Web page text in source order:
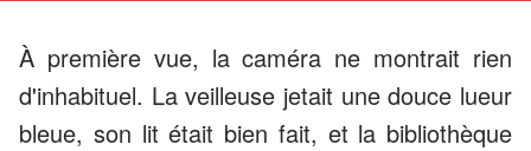
À première vue, la caméra ne montrait rien
d'inhabituel. La veilleuse jetait une douce lueur
bleue, son lit était bien fait, et la bibliothèque